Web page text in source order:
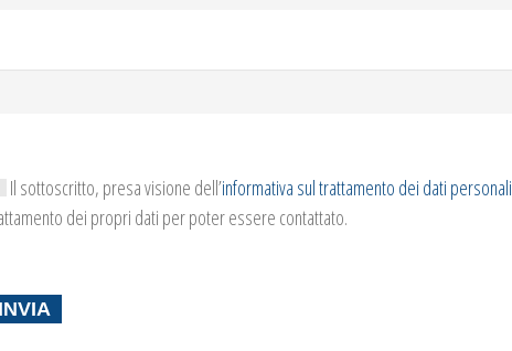
Il sottoscritto, presa visione dell’informativa sul trattamento dei dati personali
dei propri dati per poter essere contattato.
INVIA